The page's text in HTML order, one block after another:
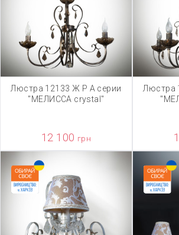
Люстра 12133 Ж Р А серии
"МЕЛИССА crystal"
12 100 грн
Люстра